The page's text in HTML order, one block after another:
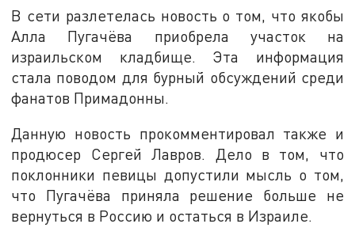
В сети разлетелась новость о том, что якобы
Алла Пугачёва приобрела участок на
израильском кладбище. Эта информация
стала поводом для бурный обсуждений среди
фанатов Примадонны.
Данную новость прокомментировал также и
продюсер Сергей Лавров. Дело в том, что
поклонники певицы допустили мысль о том,
что Пугачёва приняла решение больше не
вернуться в Россию и остаться в Израиле.